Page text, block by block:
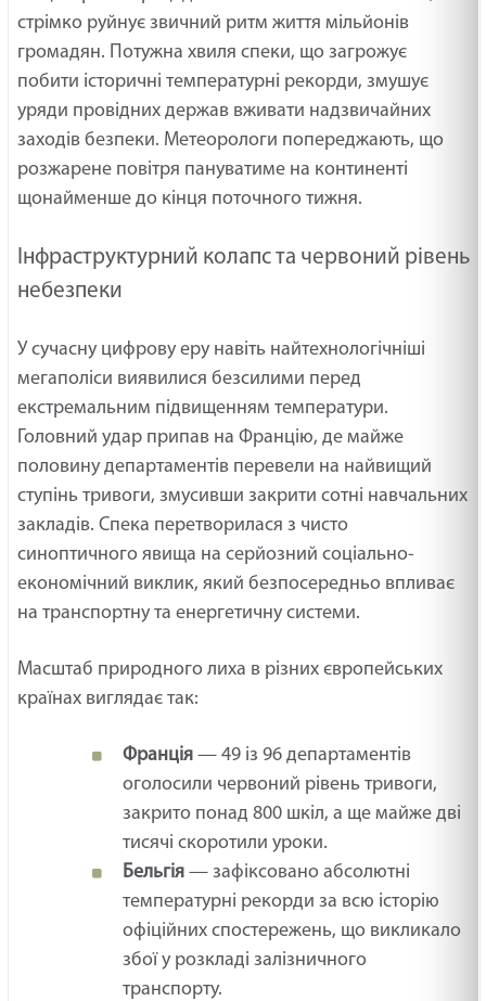
стрімко руйнує звичний ритм життя мільйонів
громадян. Потужна хвиля спеки, що загрожує
побити історичні температурні рекорди, змушує
уряди провідних держав вживати надзвичайних
заходів безпеки. Метеорологи попереджають, що
розжарене повітря пануватиме на континенті
щонайменше до кінця поточного тижня.
Інфраструктурний колапс та червоний рівень
небезпеки
У сучасну цифрову еру навіть найтехнологічніші
мегаполіси виявилися безсилими перед
екстремальним підвищенням температури.
Головний удар припав на Францію, де майже
половину департаментів перевели на найвищий
ступінь тривоги, змусивши закрити сотні навчальних
закладів. Спека перетворилася з чисто
синоптичного явища на серйозний соціально-
економічний виклик, який безпосередньо впливає
на транспортну та енергетичну системи.
Масштаб природного лиха в різних європейських
країнах виглядає так:
Франція — 49 із 96 департаментів
оголосили червоний рівень тривоги,
закрито понад 800 шкіл, а ще майже дві
тисячі скоротили уроки.
Бельгія — зафіксовано абсолютні
температурні рекорди за всю історію
офіційних спостережень, що викликало
збої у розкладі залізничного
транспорту.